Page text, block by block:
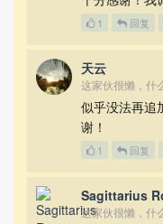
ed for any kind
of document, but
structures,
ike
mathematics.
\url{www.tug.org/
Follow our
materials and
1 回复
天云
这家伙很懒，什
似乎没法再追
谢！
1 回复
Sagittarius
这家伙很懒，什